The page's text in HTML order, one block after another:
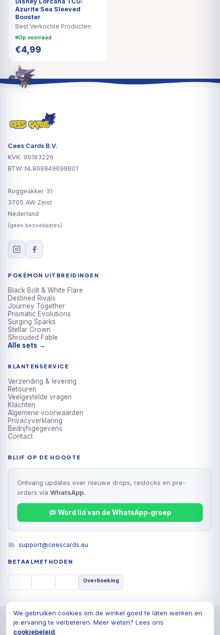
Azurite Sea Sleeved
Booster
Best Verkochte Producten
Op voorraad
€4,99
Cees Cards B.V.
KVK: 99183226
BTW: NL868849698B01
Roggeakker 31
3705 AW Zeist
Nederland
(geen bezoekadres)
POKÉMON UITBREIDINGEN
Black Bolt & White Flare
Destined Rivals
Journey Together
Prismatic Evolutions
Surging Sparks
Stellar Crown
Shrouded Fable
Alle sets →
KLANTENSERVICE
Verzending & levering
Retouren
Veelgestelde vragen
Klachten
Algemene voorwaarden
Privacyverklaring
Bedrijfsgegevens
Contact
BLIJF OP DE HOOGTE
Ontvang updates over nieuwe drops, restocks en pre-
orders via WhatsApp.
Word lid van de WhatsApp-groep
support@ceescards.eu
BETAALMETHODEN
Overboeking
© 2026 Cees Cards B.V., Alle rechten voorbehouden
PrivacyverklaringAlgemene voorwaarden Cookiebeleid
We gebruiken cookies om de winkel goed te laten werken en
je ervaring te verbeteren. Meer weten? Lees ons
cookiebeleid.